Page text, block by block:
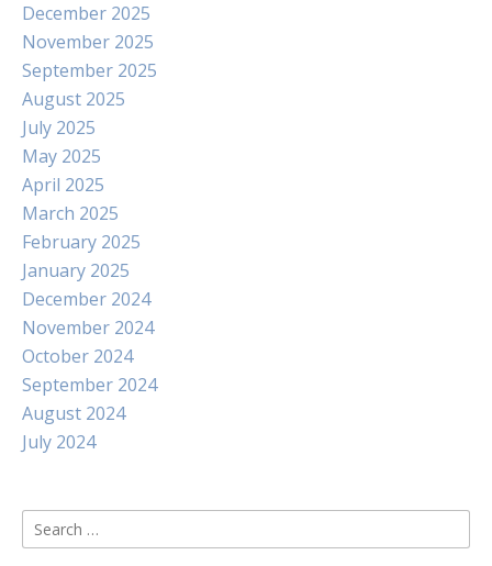
December 2025
November 2025
September 2025
August 2025
July 2025
May 2025
April 2025
March 2025
February 2025
January 2025
December 2024
November 2024
October 2024
September 2024
August 2024
July 2024
Search
for: